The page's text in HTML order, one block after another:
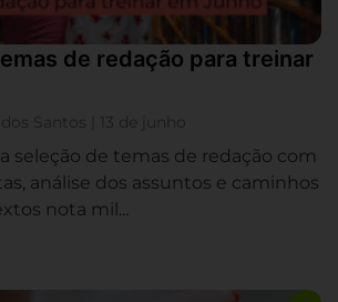
de redação para treinar
Santos | 13 de junho
seleção de temas de redação com
análise dos assuntos e caminhos
nota mil...